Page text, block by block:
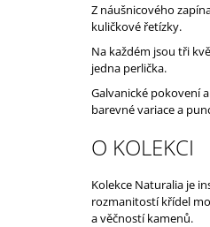
Z náušnicového
kuličkové řetízky.
Na každém jsou tři
jedna perlička.
Galvanické pokovení
barevné variace a
O KOLEKCI
Kolekce Naturalia je
rozmanitostí křídel
a věčností kamenů.